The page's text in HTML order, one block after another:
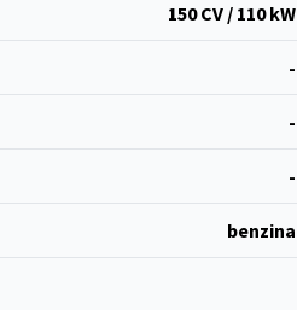
150 CV / 110 kW
-
-
-
benzina